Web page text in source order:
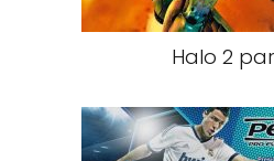
Halo 2